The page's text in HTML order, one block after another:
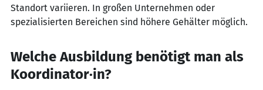
Standort variieren. In großen Unternehmen oder
spezialisierten Bereichen sind höhere Gehälter möglich.
Welche Ausbildung benötigt man als
Koordinator·in?